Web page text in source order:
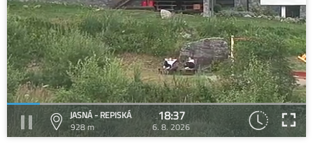
JASNÁ - REPISKÁ
928 m
18:37
6. 8. 2026